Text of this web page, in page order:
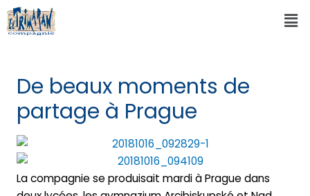
De beaux moments de
partage à Prague
La compagnie se produisait mardi à Prague dans